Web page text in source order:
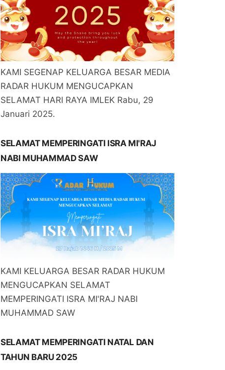
KAMI SEGENAP KELUARGA BESAR MEDIA
RADAR HUKUM MENGUCAPKAN
SELAMAT HARI RAYA IMLEK Rabu, 29
Januari 2025.
SELAMAT MEMPERINGATI ISRA MI'RAJ
NABI MUHAMMAD SAW
KAMI KELUARGA BESAR RADAR HUKUM
MENGUCAPKAN SELAMAT
MEMPERINGATI ISRA MI'RAJ NABI
MUHAMMAD SAW
SELAMAT MEMPERINGATI NATAL DAN
TAHUN BARU 2025